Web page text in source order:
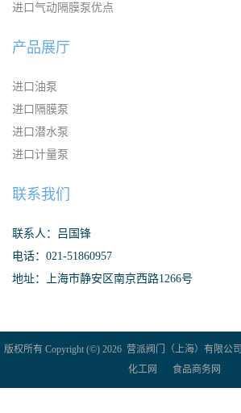
进口气动隔膜泵优点
产品展厅
进口油泵
进口隔膜泵
进口潜水泵
进口计量泵
联系我们
联系人：吕国锋
电话：021-51860957
地址：上海市静安区南京西路1266号
版权所有 Copyright (©) 2026 营派阀门（上海）有限公司
化工网
食品商务网